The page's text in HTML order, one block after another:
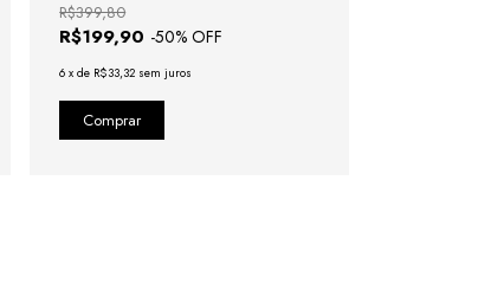
R$199,90 -50% OFF
R$399,80
6 xde R$33,32 sem juros